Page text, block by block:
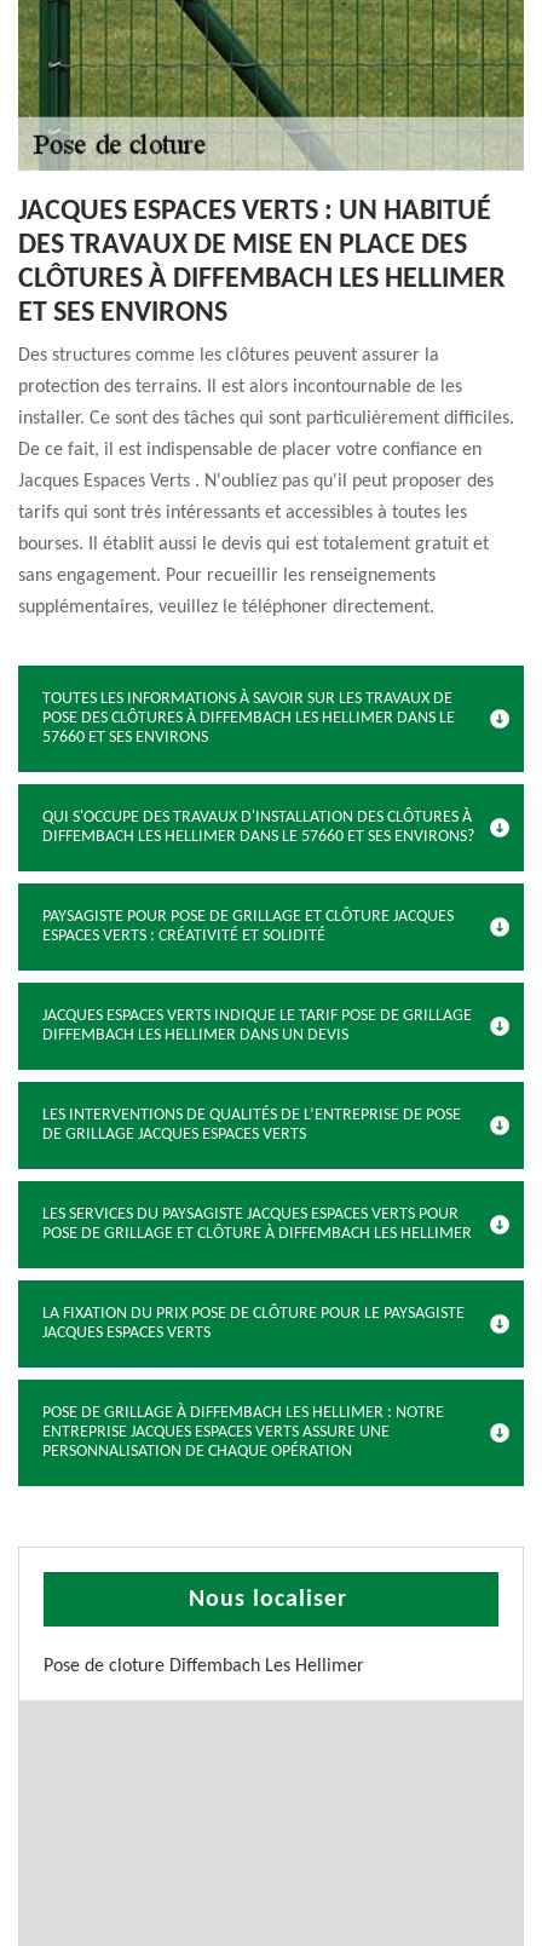
JACQUES ESPACES VERTS : UN HABITUÉ
DES TRAVAUX DE MISE EN PLACE DES
CLÔTURES À DIFFEMBACH LES HELLIMER
ET SES ENVIRONS
Des structures comme les clôtures peuvent assurer la
protection des terrains. Il est alors incontournable de les
installer. Ce sont des tâches qui sont particulièrement difficiles.
De ce fait, il est indispensable de placer votre confiance en
Jacques Espaces Verts . N'oubliez pas qu'il peut proposer des
tarifs qui sont très intéressants et accessibles à toutes les
bourses. Il établit aussi le devis qui est totalement gratuit et
sans engagement. Pour recueillir les renseignements
supplémentaires, veuillez le téléphoner directement.
TOUTES LES INFORMATIONS À SAVOIR SUR LES TRAVAUX DE
POSE DES CLÔTURES À DIFFEMBACH LES HELLIMER DANS LE
57660 ET SES ENVIRONS
QUI S'OCCUPE DES TRAVAUX D'INSTALLATION DES CLÔTURES À
DIFFEMBACH LES HELLIMER DANS LE 57660 ET SES ENVIRONS?
PAYSAGISTE POUR POSE DE GRILLAGE ET CLÔTURE JACQUES
ESPACES VERTS : CRÉATIVITÉ ET SOLIDITÉ
JACQUES ESPACES VERTS INDIQUE LE TARIF POSE DE GRILLAGE
DIFFEMBACH LES HELLIMER DANS UN DEVIS
LES INTERVENTIONS DE QUALITÉS DE L’ENTREPRISE DE POSE
DE GRILLAGE JACQUES ESPACES VERTS
LES SERVICES DU PAYSAGISTE JACQUES ESPACES VERTS POUR
POSE DE GRILLAGE ET CLÔTURE À DIFFEMBACH LES HELLIMER
LA FIXATION DU PRIX POSE DE CLÔTURE POUR LE PAYSAGISTE
JACQUES ESPACES VERTS
POSE DE GRILLAGE À DIFFEMBACH LES HELLIMER : NOTRE
ENTREPRISE JACQUES ESPACES VERTS ASSURE UNE
PERSONNALISATION DE CHAQUE OPÉRATION
Nous localiser
Pose de cloture Diffembach Les Hellimer